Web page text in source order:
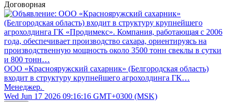
Договорная
ООО «Краснояружский сахарник» (Белгородская область)
входит в структуру крупнейшего агрохолдинга ГК…
Менеджер.
Wed Jun 17 2026 09:16:16 GMT+0300 (MSK)